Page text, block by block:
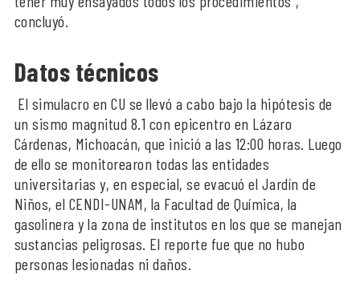
concluyó.
Datos técnicos
El simulacro en CU se llevó a cabo bajo la hipótesis de
un sismo magnitud 8.1 con epicentro en Lázaro
Cárdenas, Michoacán, que inició a las 12:00 horas. Luego
de ello se monitorearon todas las entidades
universitarias y, en especial, se evacuó el Jardín de
Niños, el CENDI-UNAM, la Facultad de Química, la
gasolinera y la zona de institutos en los que se manejan
sustancias peligrosas. El reporte fue que no hubo
personas lesionadas ni daños.